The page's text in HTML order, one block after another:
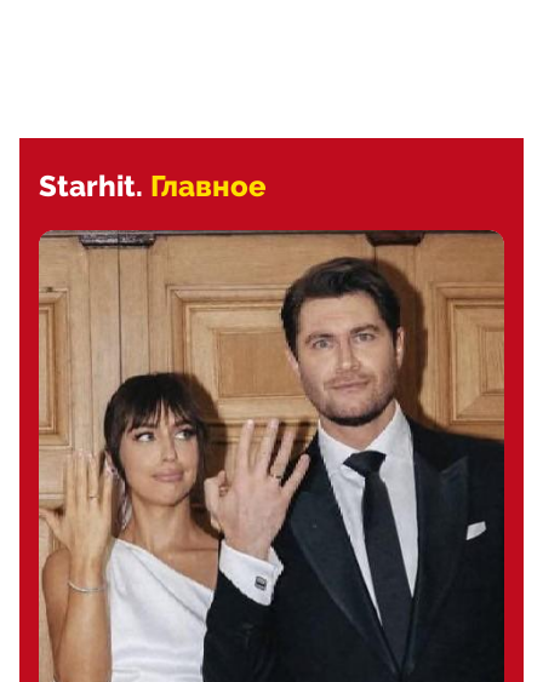
Starhit. Главное